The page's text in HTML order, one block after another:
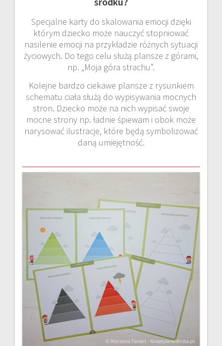
Specjalne karty do skalowania emocji dzięki
którym dziecko może nauczyć stopniować
nasilenie emocji na przykładzie różnych sytuacji
życiowych. Do tego celu służą plansze z górami,
np. „Moja góra strachu”.
Kolejne bardzo ciekawe plansze z rysunkiem
schematu ciała służą do wypisywania mocnych
stron. Dziecko może na nich wypisać swoje
mocne strony np. ładnie śpiewam i obok może
narysować ilustracje, które będą symbolizować
daną umiejętność.